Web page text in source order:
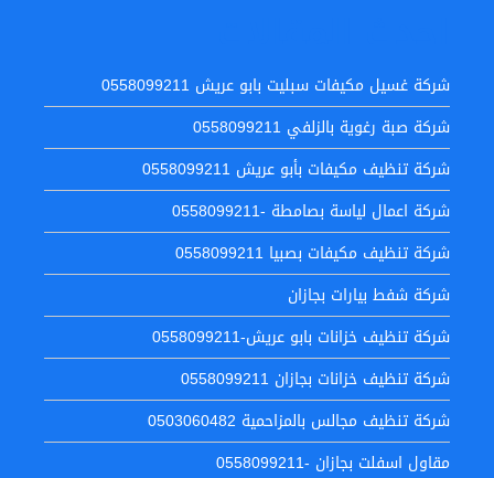
شركة غسيل مكيفات سبليت بابو عريش 0558099211
شركة صبة رغوية بالزلفي 0558099211
شركة تنظيف مكيفات بأبو عريش 0558099211
شركة اعمال لياسة بصامطة -0558099211
شركة تنظيف مكيفات بصبيا 0558099211
شركة شفط بيارات بجازان
شركة تنظيف خزانات بابو عريش-0558099211
شركة تنظيف خزانات بجازان 0558099211
شركة تنظيف مجالس بالمزاحمية 0503060482
مقاول اسفلت بجازان -0558099211